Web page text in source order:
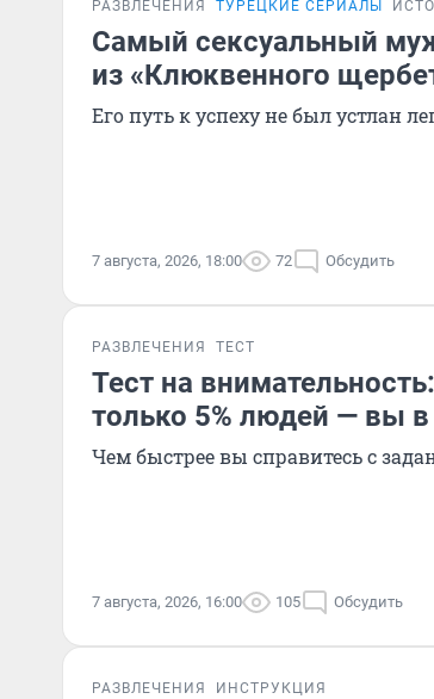
РАЗВЛЕЧЕНИЯ ТУРЕЦКИЕ СЕРИАЛЫ
Самый сексуальный
из «Клюквенного
Его путь к успеху не был устлан
7 августа, 2026, 18:00 72 Обсудить
РАЗВЛЕЧЕНИЯ ТЕСТ
Тест на
только 5% людей — вы в
Чем быстрее вы справитесь с
7 августа, 2026, 16:00 105 Обсудить
РАЗВЛЕЧЕНИЯ ИНСТРУКЦИЯ